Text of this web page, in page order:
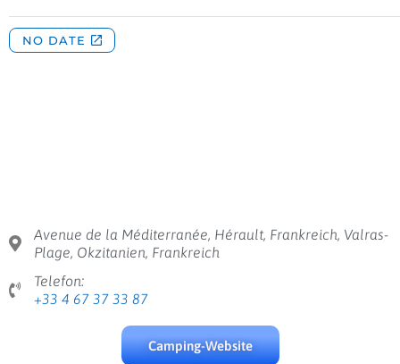
Avenue de la Méditerranée, Hérault, Frankreich, Valras-
Plage, Okzitanien, Frankreich
Telefon:
+33 4 67 37 33 87
Camping-Website